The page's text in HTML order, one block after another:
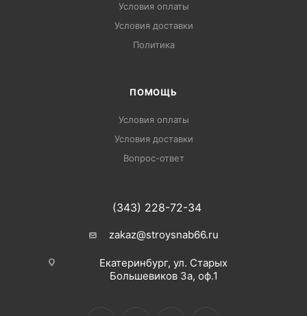
Условия оплаты
Условия доставки
Политика
ПОМОЩЬ
Условия оплаты
Условия доставки
Вопрос-ответ
(343) 228-72-34
zakaz@stroysnab66.ru
Екатеринбург, ул. Старых
Большевиков 3а, оф.1